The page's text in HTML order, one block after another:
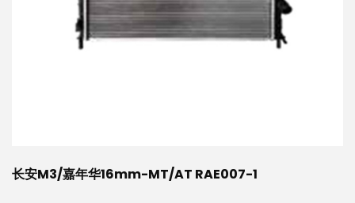
长安M3/嘉年华16mm-MT/AT RAE007-1